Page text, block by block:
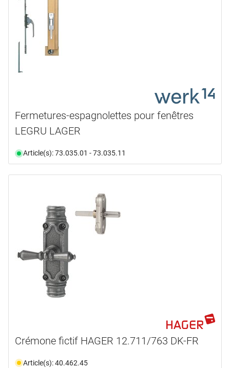
Fermetures-espagnolettes pour fenêtres
LEGRU LAGER
Article(s): 73.035.01 - 73.035.11
Crémone fictif HAGER 12.711/763 DK-FR
Article(s): 40.462.45